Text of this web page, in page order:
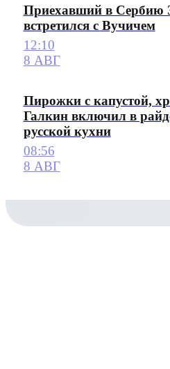
Приехавший в Сербию
встретился с Вучичем
12:10
8 АВГ
Пирожки с капустой,
Галкин включил в
русской кухни
08:56
8 АВГ